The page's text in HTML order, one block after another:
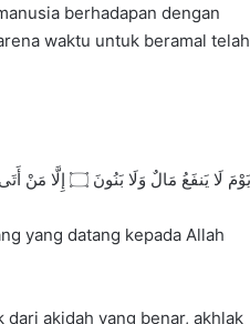
berhadapan dengan
waktu untuk beramal telah
yang datang kepada Allah
akidah yang benar, akhlak